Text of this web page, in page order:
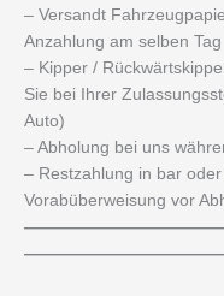
– Versandt
Anzahlung am selben Tag
– Kipper /
Sie bei Ihrer
Auto)
– Abholung bei uns
– Restzahlung in bar
Vorabüberweisung vor